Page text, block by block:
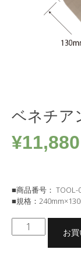
ベネチア
¥11,880
■商品番号： TOOL-
■規格：
ネ
お